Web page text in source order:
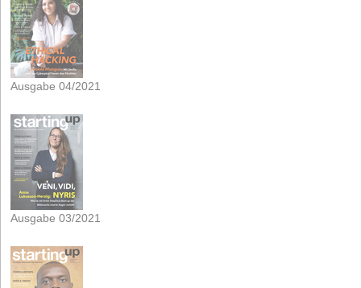
Ausgabe 04/2021
Ausgabe 03/2021